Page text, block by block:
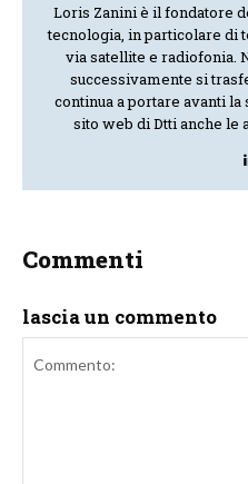
Loris Zanini è il fondatore
tecnologia, in particolare di
via satellite e radiofonia.
successivamente si
continua a portare avanti la
sito web di Dtti anche le
Commenti
lascia un commento